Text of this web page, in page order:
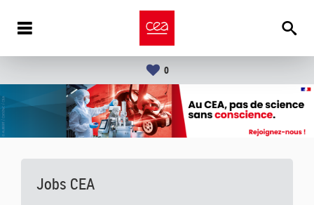
0
Jobs CEA